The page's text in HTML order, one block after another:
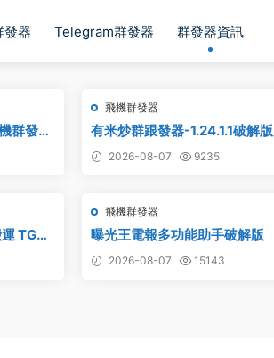
發器 Telegram群發器 群發器資訊
群發器
_破解
飛機群發器
有米炒群跟發器-1.24.1.1破解版
2026-08-07 9235
TG頻
飛機群發器
曝光王電報多功能助手破解版
2026-08-07 15143